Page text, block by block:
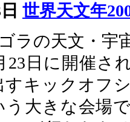
世界天文年
ラの天文・宇
23日に開催さ
すキックオフ
う大きな会場